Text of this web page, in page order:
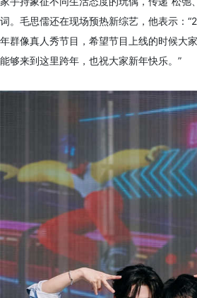
词。毛思儒还在现场预热新综艺，他表示：
年群像真人秀节目，希望节目上线的时候大
能够来到这里跨年，也祝大家新年快乐。”